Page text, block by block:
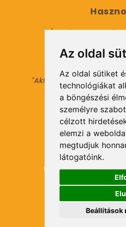
Az oldal
Az oldal sütiket
technológiákat
a böngészési
személyre
célzott
elemzi a
megtudjuk
látogatóink.
Beállítások
Általános
Adatkezelési
"Aki másokat nem tesz
válhat
© 2021 Minden
Hírlevél